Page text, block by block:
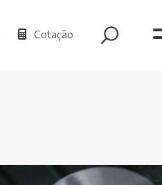
Cotação